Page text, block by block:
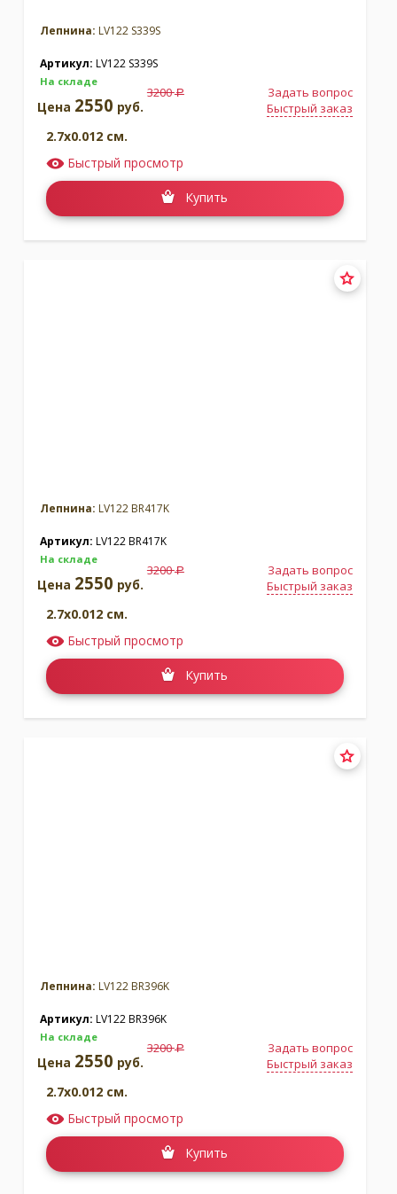
Лепнина: LV122 S339S
Артикул: LV122 S339S
На складе
Задать вопрос
Быстрый заказ
Цена 2550 руб.
3200a
2.7x0.012 см.
Быстрый просмотр
Купить
Лепнина: LV122 BR417K
Артикул: LV122 BR417K
На складе
Задать вопрос
Быстрый заказ
Цена 2550 руб.
3200a
2.7x0.012 см.
Быстрый просмотр
Купить
Лепнина: LV122 BR396K
Артикул: LV122 BR396K
На складе
Задать вопрос
Быстрый заказ
Цена 2550 руб.
3200a
2.7x0.012 см.
Быстрый просмотр
Купить